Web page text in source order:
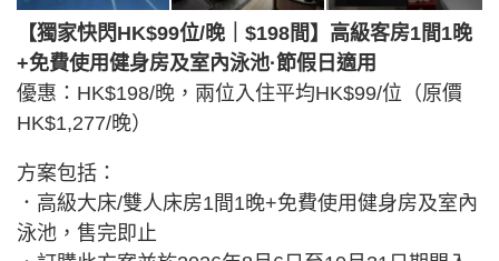
【獨家快閃HK$99位/晚｜$198間】高級客房1間1晚
+免費使用健身房及室內泳池·節假日適用
優惠：HK$198/晚，兩位入住平均HK$99/位（原價
HK$1,277/晚）
方案包括：
．高級大床/雙人床房1間1晚+免費使用健身房及室內
泳池，售完即止